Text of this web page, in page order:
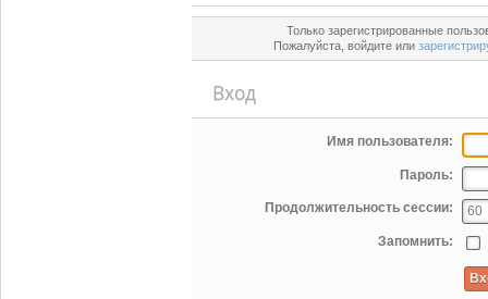
Только зарегистрированные
Пожалуйста, войдите или
Вход
Имя пользователя:
Пароль:
Продолжительность сессии:
Запомнить: